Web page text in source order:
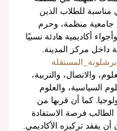
مناسبة للطلاب الذين
جامعية منظمة، وحرم
أكاديمية هادئة نسبيًا
داخل مركز المدينة.
والاتصال، والتربية،
السياسية، والعلوم
كما أن قربها من
الطالب فرصة الاستفادة
يفقد تركيزه الأكاديمي.